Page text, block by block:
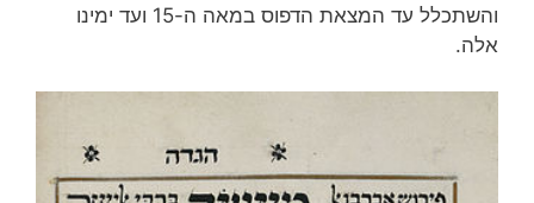
והשתכלל עד המצאת הדפוס במאה ה-15 ועד ימינו
אלה.